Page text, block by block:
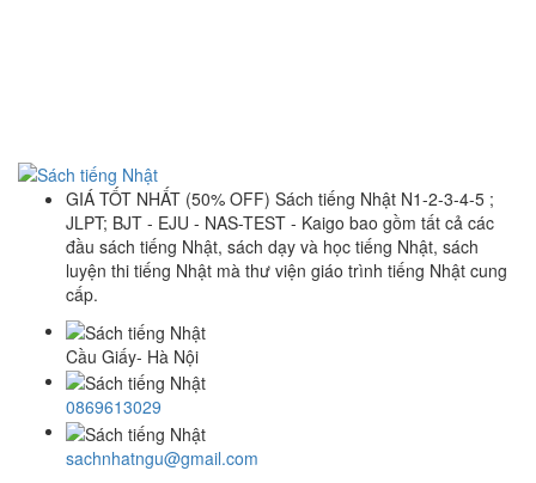
GIÁ TỐT NHẤT (50% OFF) Sách tiếng Nhật N1-2-3-4-5 ;
JLPT; BJT - EJU - NAS-TEST - Kaigo bao gồm tất cả các
đầu sách tiếng Nhật, sách dạy và học tiếng Nhật, sách
luyện thi tiếng Nhật mà thư viện giáo trình tiếng Nhật cung
cấp.
Cầu Giấy- Hà Nội
0869613029
sachnhatngu@gmail.com